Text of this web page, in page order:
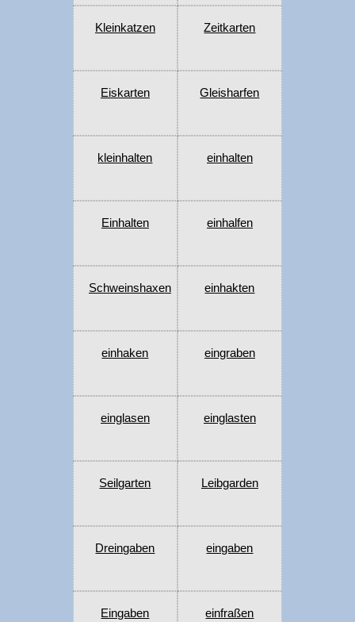
Kleinkatzen Zeitkarten
Eiskarten Gleisharfen
kleinhalten einhalten
Einhalten einhalfen
Schweinshaxen einhakten
einhaken eingraben
einglasen einglasten
Seilgarten Leibgarden
Dreingaben eingaben
Eingaben einfraßen